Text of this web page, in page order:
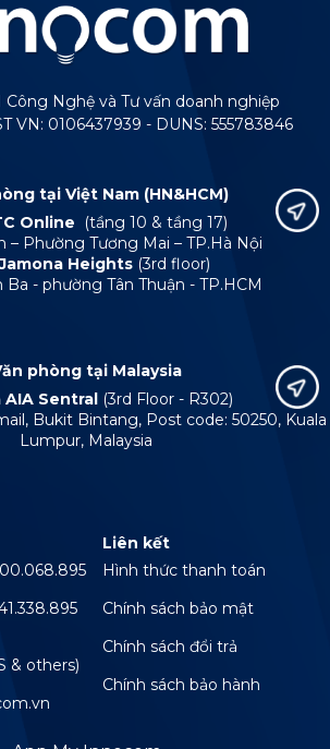
Nghệ và Tư vấn doanh nghiệp
VN: 0106437939 - DUNS: 555783846
tại Việt Nam (HN&HCM)
Online
(tầng 10 & tầng 17)
– Phường Tương Mai – TP.Hà Nội
Heights (3rd floor)
Ba - phường Tân Thuận - TP.HCM
phòng tại Malaysia
AIA Sentral (3rd Floor - R302)
Bukit Bintang, Post code: 50250, Kuala
Lumpur, Malaysia
& others)
Liên kết
Hình thức thanh toán
Chính sách bảo mật
Chính sách đổi trả
Chính sách bảo hành